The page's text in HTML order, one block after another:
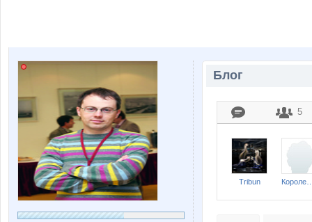
Блог
5
Tribun